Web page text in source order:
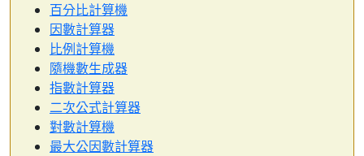
百分比計算機
因數計算器
比例計算機
隨機數生成器
指數計算器
二次公式計算器
對數計算機
最大公因數計算器